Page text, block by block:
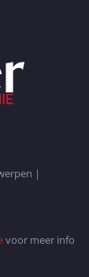
|
voor meer info